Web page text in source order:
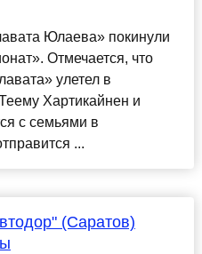
Юлаева» покинули
Отмечается, что
улетел в
Хартикайнен и
с семьями в
...
(Саратов)